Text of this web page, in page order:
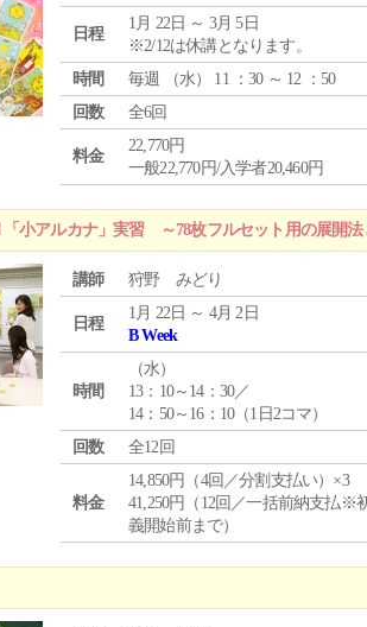
日程
1月 22日 ～ 3月 5日
※2/12は休講となります。
時間
毎週 （水） 11 ：30 ～ 12 ：50
回数
全6回
料金
22,770円
一般22,770円/入学者20,460円
小アルカナ」実習 ～78枚フルセット用の展開法
講師 狩野 みどり
日程
1月 22日 ～ 4月 2日
B Week
時間
（水）
13：10～14：30／
14：50～16：10（1日2コマ）
回数
全12回
料金
14,850円（4回／分割支払い）×3
41,250円（12回／一括前納支払※
義開始前まで）